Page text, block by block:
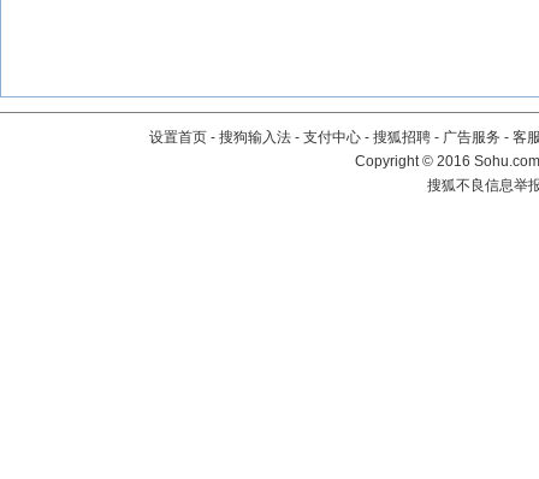
设置首页 - 搜狗输入法 - 支付中心 - 搜狐招聘 - 广告服务 - 客
Copyright©2016
搜狐不良信息举